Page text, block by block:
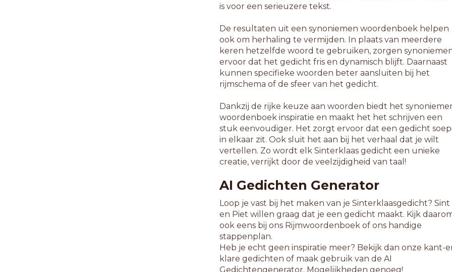
is voor een serieuzere tekst.
De resultaten uit een synoniemen woordenboek helpen
ook om herhaling te vermijden. In plaats van meerdere
keren hetzelfde woord te gebruiken, zorgen
ervoor dat het gedicht fris en dynamisch blijft. Daarnaast
kunnen specifieke woorden beter aansluiten bij het
rijmschema of de sfeer van het gedicht.
Dankzij de rijke keuze aan woorden biedt het
woordenboek inspiratie en maakt het het schrijven een
stuk eenvoudiger. Het zorgt ervoor dat een gedicht
in elkaar zit. Ook sluit het aan bij het verhaal dat je wilt
vertellen. Zo wordt elk Sinterklaas gedicht een unieke
creatie, verrijkt door de veelzijdigheid van taal!
AI Gedichten Generator
Loop je vast bij het maken van je Sinterklaasgedicht? Sint
en Piet willen graag dat je een gedicht maakt. Kijk
ook eens bij ons Rijmwoordenboek of ons handige
stappenplan.
Heb je echt geen inspiratie meer? Bekijk dan onze kant-
klare gedichten of maak gebruik van de AI
Gedichtengenerator. Mogelijkheden genoeg!